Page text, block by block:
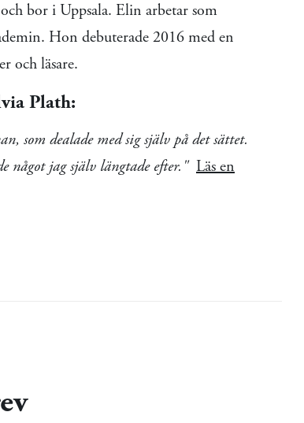
bor i Uppsala. Elin arbetar som
Hon debuterade 2016 med en
och läsare.
Plath:
som dealade med sig själv på det sättet.
något jag själv längtade efter." Läs en